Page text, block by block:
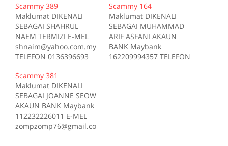
Scammy 389
Maklumat DIKENALI
SEBAGAI SHAHRUL
NAEM TERMIZI E-MEL
shnaim@yahoo.com.my
TELEFON 0136396693
TELEFON 0164848184
TELEFON 0123362149
Sumber scam.my id:389
Scammy 164
Maklumat DIKENALI
SEBAGAI MUHAMMAD
ARIF ASFANI AKAUN
BANK Maybank
162209994357 TELEFON
Scammy 381
Maklumat DIKENALI
SEBAGAI JOANNE SEOW
AKAUN BANK Maybank
112232226011 E-MEL
zompzomp76@gmail.co